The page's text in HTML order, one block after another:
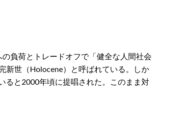
負荷とトレードオフで「健全な人間社会
新世（Holocene）と呼ばれている。しか
ると2000年頃に提唱された。このまま対